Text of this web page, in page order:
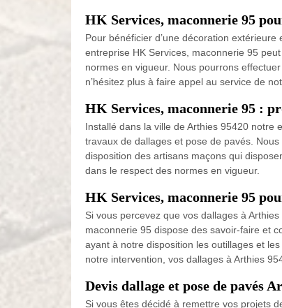
HK Services, maconnerie 95
Pour bénéficier d’une décoration
entreprise HK Services, maconnerie 95
normes en vigueur. Nous pourrons
n’hésitez plus à faire appel au service de
HK Services, maconnerie 95 :
Installé dans la ville de Arthies 95420
travaux de dallages et pose de pavés.
disposition des artisans maçons qui
dans le respect des normes en vigueur.
HK Services, maconnerie 95
Si vous percevez que vos dallages à
maconnerie 95 dispose des savoir-faire et
ayant à notre disposition les outillages et
notre intervention, vos dallages à Arthies
Devis dallage et pose de pavés
Si vous êtes décidé à remettre vos projets